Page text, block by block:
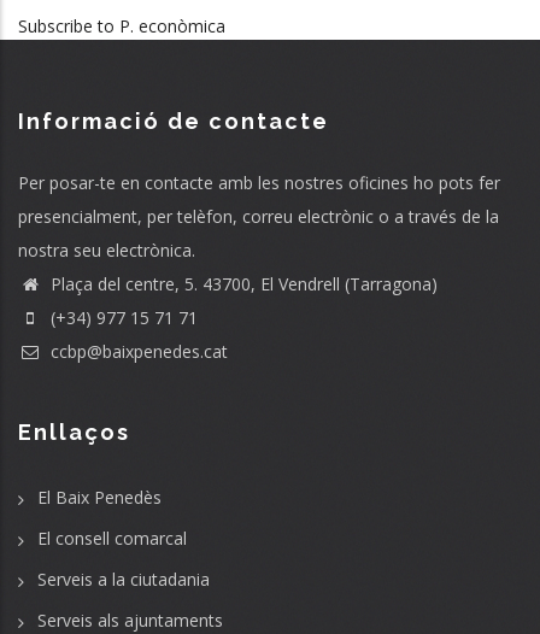
Subscribe to P. econòmica
Informació de contacte
Per posar-te en contacte amb les nostres oficines ho pots fer
presencialment, per telèfon, correu electrònic o a través de la
nostra seu electrònica.
Plaça del centre, 5. 43700, El Vendrell (Tarragona)
(+34) 977 15 71 71
ccbp@baixpenedes.cat
Enllaços
El Baix Penedès
El consell comarcal
Serveis a la ciutadania
Serveis als ajuntaments